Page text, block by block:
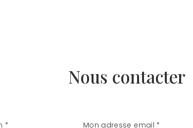
Nous contacter